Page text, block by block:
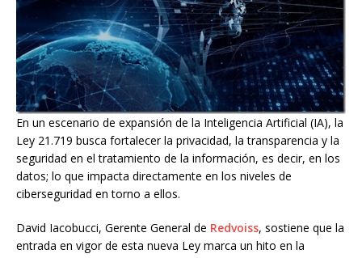
En un escenario de expansión de la Inteligencia Artificial (IA), la
Ley 21.719 busca fortalecer la privacidad, la transparencia y la
seguridad en el tratamiento de la información, es decir, en los
datos; lo que impacta directamente en los niveles de
ciberseguridad en torno a ellos.
David Iacobucci, Gerente General de Redvoiss, sostiene que la
entrada en vigor de esta nueva Ley marca un hito en la